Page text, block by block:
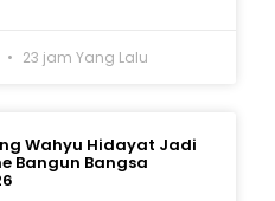
23 jam Yang Lalu
Wahyu Hidayat Jadi
Bangun Bangsa